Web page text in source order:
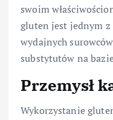
swoim
gluten jest jednym
wydajnych
substytutów na
Przemysł
Wykorzystanie